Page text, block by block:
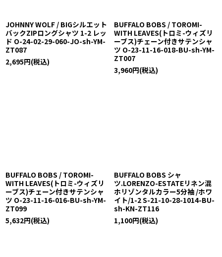
JOHNNY WOLF / BIGシルエット
バックZIPロングシャツ 1-2 レッ
ド O-24-02-29-060-JO-sh-YM-
ZT087
2,695円(税込)
BUFFALO BOBS / TOROMI-
WITH LEAVES(トロミ-ウィズリ
ーブス)チェーン付きサテンシャ
ツ O-23-11-16-018-BU-sh-YM-
ZT007
3,960円(税込)
BUFFALO BOBS / TOROMI-
WITH LEAVES(トロミ-ウィズリ
ーブス)チェーン付きサテンシャ
ツ O-23-11-16-016-BU-sh-YM-
ZT099
5,632円(税込)
BUFFALO BOBS シャ
ツ.LORENZO-ESTATEリネン混
ホリゾンタルカラー5分袖 /ホワ
イト/1-2 S-21-10-28-1014-BU-
sh-KN-ZT116
1,100円(税込)